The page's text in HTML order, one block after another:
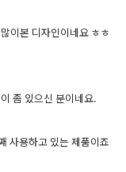
이본 디자인이네요 ㅎㅎ
좀 있으신 분이네요.
사용하고 있는 제품이죠